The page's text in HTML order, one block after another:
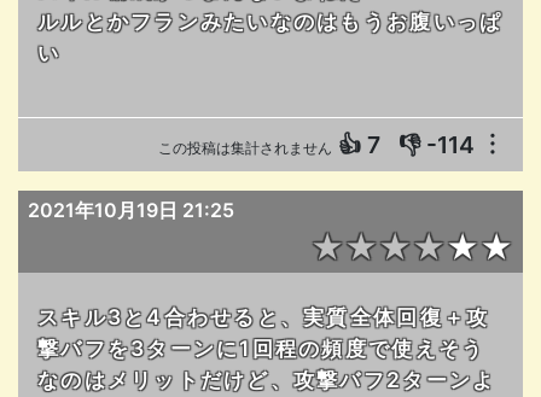
ルルとかフランみたいなのはもうお腹いっぱ
い
この投稿は集計されません 👍 7 👎 -114 ︙
2021年10月19日 21:25
★★★★★★
スキル3と4合わせると、実質全体回復＋攻
撃バフを3ターンに1回程の頻度で使えそう
なのはメリットだけど、攻撃バフ2ターンよ